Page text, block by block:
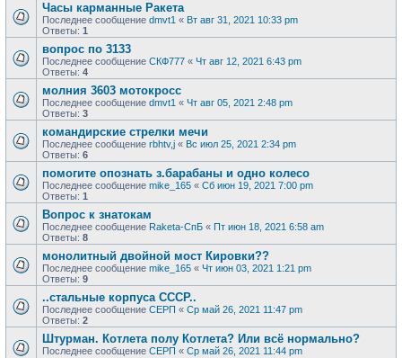
Часы карманные Ракета
Последнее сообщение dmvt1 « Вт авг 31, 2021 10:33 pm
Ответы: 1
вопрос по 3133
Последнее сообщение СКФ777 « Чт авг 12, 2021 6:43 pm
Ответы: 4
молния 3603 мотокросс
Последнее сообщение dmvt1 « Чт авг 05, 2021 2:48 pm
Ответы: 3
командирские стрелки мечи
Последнее сообщение rbhtv,j « Вс июл 25, 2021 2:34 pm
Ответы: 6
помогите опознать з.барабаны и одно колесо
Последнее сообщение mike_165 « Сб июн 19, 2021 7:00 pm
Ответы: 1
Вопрос к знатокам
Последнее сообщение Raketa-СпБ « Пт июн 18, 2021 6:58 am
Ответы: 8
монолитный двойной мост Кировки??
Последнее сообщение mike_165 « Чт июн 03, 2021 1:21 pm
Ответы: 9
..стальные корпуса СССР..
Последнее сообщение СЕРП « Ср май 26, 2021 11:47 pm
Ответы: 2
Штурман. Котлета полу Котлета? Или всё нормально?
Последнее сообщение СЕРП « Ср май 26, 2021 11:44 pm